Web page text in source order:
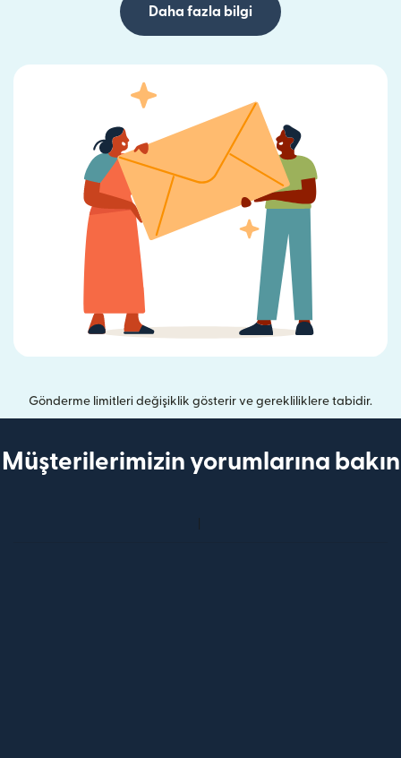
Daha fazla bilgi
Gönderme limitleri değişiklik gösterir ve gerekliliklere tabidir.
Müşterilerimizin yorumlarına bakın